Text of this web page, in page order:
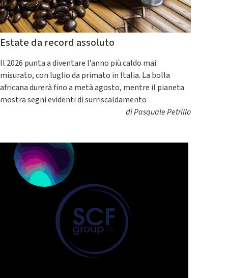
Estate da record assoluto
Il 2026 punta a diventare l’anno più caldo mai
misurato, con luglio da primato in Italia. La bolla
africana durerà fino a metà agosto, mentre il pianeta
mostra segni evidenti di surriscaldamento
diPasquale Petrillo